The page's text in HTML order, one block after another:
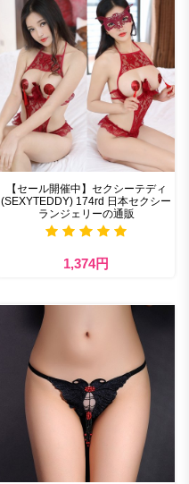
【セール開催中】セクシーテディ
(SEXYTEDDY) 174rd 日本セクシー
ランジェリーの通販
1,374円